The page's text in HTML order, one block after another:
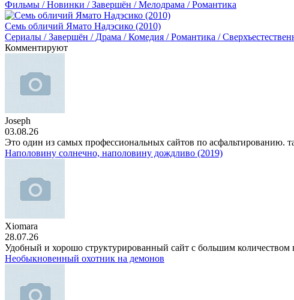
Фильмы / Новинки / Завершён / Мелодрама / Романтика
Семь обличий Ямато Надэсико (2010)
Сериалы / Завершён / Драма / Комедия / Романтика /
Комментируют
Joseph
03.08.26
Это один из самых профессиональных сайтов по асфальтированию.
Наполовину солнечно, наполовину дождливо (2019)
Xiomara
28.07.26
Удобный и хорошо структурированный сайт с большим количеством
Необыкновенный охотник на демонов